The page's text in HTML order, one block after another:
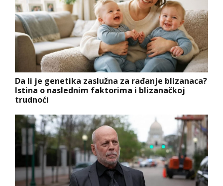
Da li je genetika zaslužna za rađanje blizanaca?
Istina o naslednim faktorima i blizanačkoj
trudnoći